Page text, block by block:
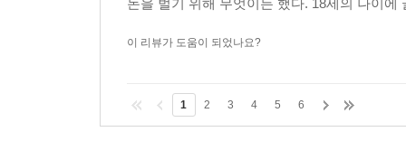
돈을 벌기 위해 무엇이든 했다. 18세의 나이
이 리뷰가 도움이 되었나요?
1 2 3 4 5 6